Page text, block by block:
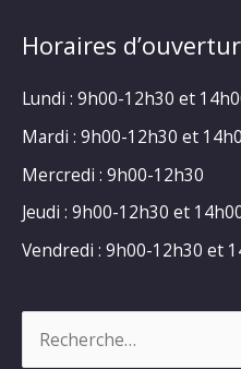
Horaires
Lundi : 9h00-12h30 et
Mardi : 9h00-12h30 et
Mercredi : 9h00-12h30
Jeudi : 9h00-12h30 et
Vendredi : 9h00-12h30 et